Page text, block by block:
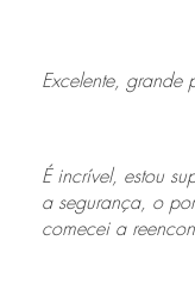
Excelente, grande
É incrível, estou
a segurança, o
comecei a